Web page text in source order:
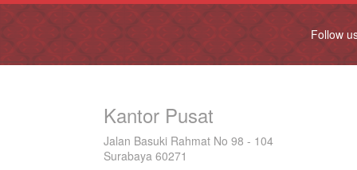
Follow
Kantor Pusat
Jalan Basuki Rahmat No 98 - 104
Surabaya 60271